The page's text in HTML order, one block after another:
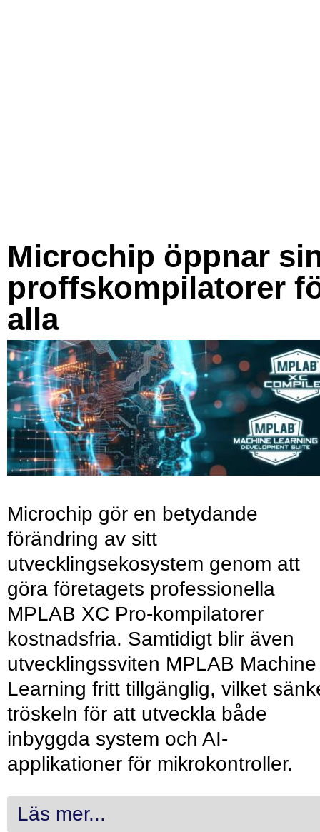
Microchip öppnar
proffskompilatorer
alla
Microchip gör en betydande
förändring av sitt
utvecklingsekosystem genom att
göra företagets professionella
MPLAB XC Pro-kompilatorer
kostnadsfria. Samtidigt blir även
utvecklingssviten MPLAB Machine
Learning fritt tillgänglig, vilket
tröskeln för att utveckla både
inbyggda system och AI-
applikationer för mikrokontroller.
Läs mer...